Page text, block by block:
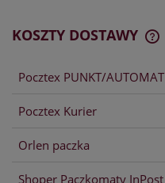
KOSZTY DOSTAWY
Pocztex PUNKT/AUTOMAT
Pocztex Kurier
Orlen paczka
Shoper Paczkomaty InPost